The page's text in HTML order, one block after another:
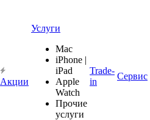
Акции
Услуги
Mac
iPhone |
iPad
Apple
Watch
Прочие
услуги
Trade-
in
Сервис